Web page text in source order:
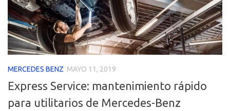
MERCEDES BENZ MAYO 11, 2019
Express Service: mantenimiento rápido
para utilitarios de Mercedes-Benz